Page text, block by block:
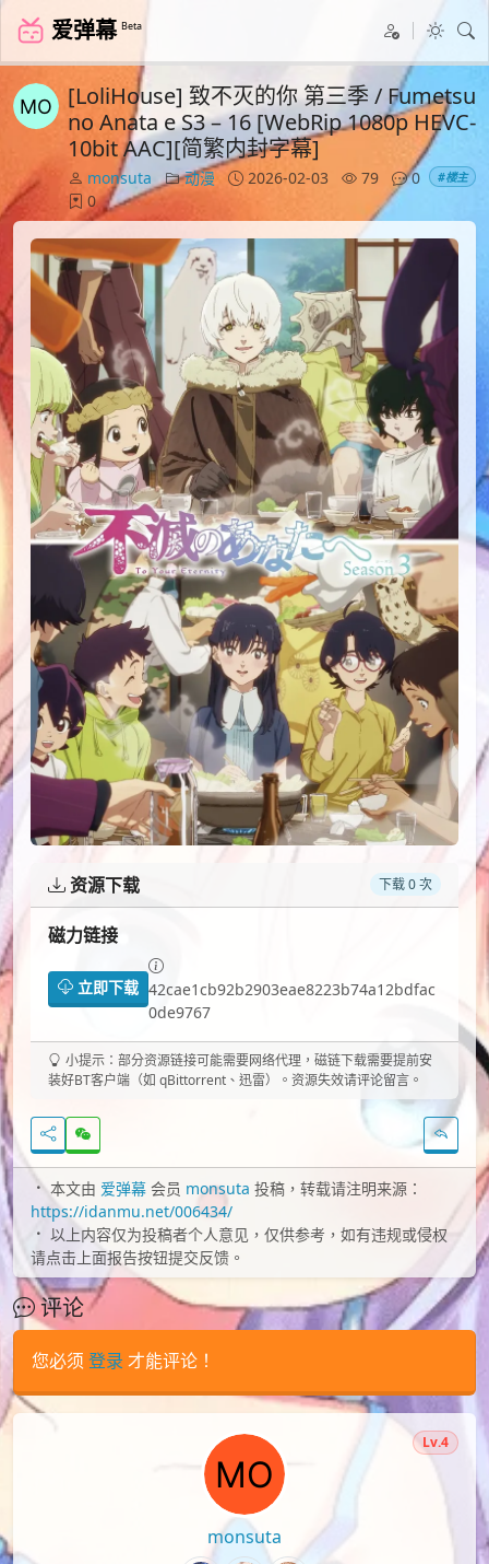
爱弹幕 Beta
[LoliHouse] 致不灭的你 第三季 / Fumetsu
no Anata e S3 – 16 [WebRip 1080p HEVC-
10bit AAC][简繁内封字幕]
monsuta 动漫 2026-02-03 79
0
0
#楼主
资源下载 下载 0 次
磁力链接
立即下载 42cae1cb92b2903eae8223b74a12bdfac
0de9767
小提示：部分资源链接可能需要网络代理，磁链下载需要提前安
装好BT客户端（如 qBittorrent、迅雷）。资源失效请评论留言。
本文由 爱弹幕 会员 monsuta 投稿，转载请注明来源：
https://idanmu.net/006434/
以上内容仅为投稿者个人意见，仅供参考，如有违规或侵权
请点击上面报告按钮提交反馈。
评论
您必须 登录 才能评论！
monsuta
Lv.4